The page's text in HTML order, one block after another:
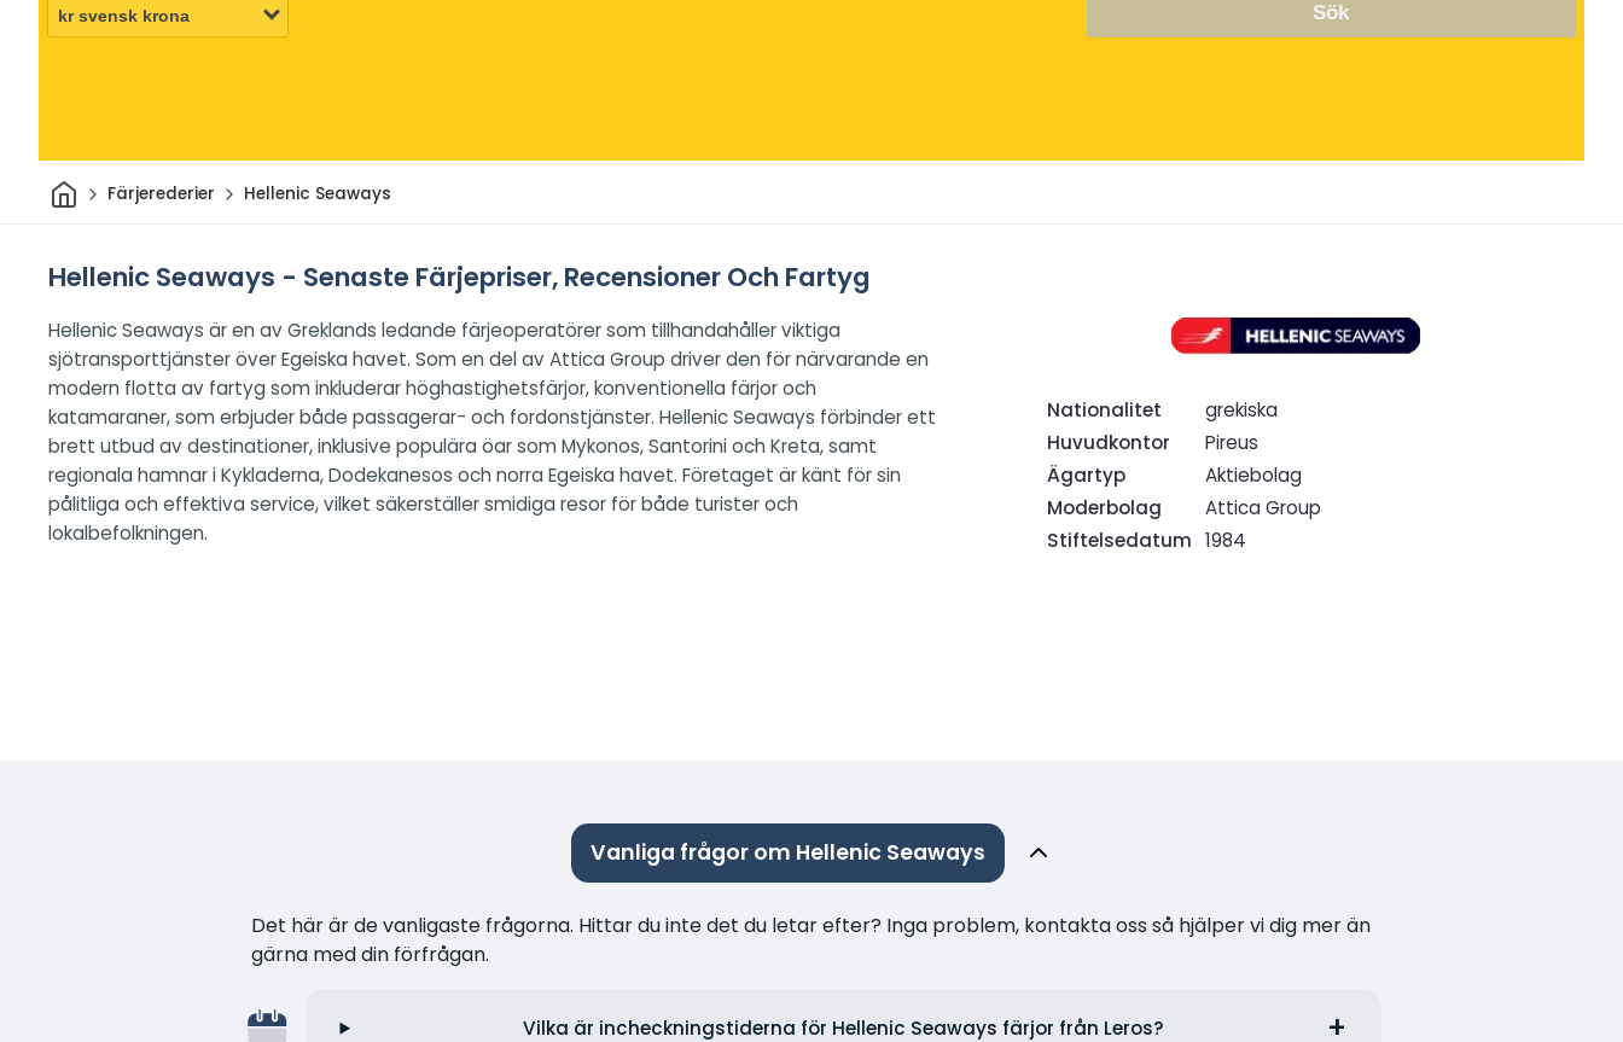
Sök
HemFärjerederier Hellenic Seaways
Hellenic Seaways - Senaste Färjepriser, Recensioner Och Fartyg
Hellenic Seaways är en av Greklands ledande färjeoperatörer som tillhandahåller viktiga
sjötransporttjänster över Egeiska havet. Som en del av Attica Group driver den för närvarande en
modern flotta av fartyg som inkluderar höghastighetsfärjor, konventionella färjor och
katamaraner, som erbjuder både passagerar- och fordonstjänster. Hellenic Seaways förbinder ett
brett utbud av destinationer, inklusive populära öar som Mykonos, Santorini och Kreta, samt
regionala hamnar i Kykladerna, Dodekanesos och norra Egeiska havet. Företaget är känt för sin
pålitliga och effektiva service, vilket säkerställer smidiga resor för både turister och
lokalbefolkningen.
Nationalitet
grekiska
Huvudkontor
Pireus
Ägartyp
Aktiebolag
Moderbolag
Attica Group
Stiftelsedatum 1984
Vanliga frågor om Hellenic Seaways
Det här är de vanligaste frågorna. Hittar du inte det du letar efter? Inga problem, kontakta oss så hjälper vi dig mer än
gärna med din förfrågan.
Vilka är incheckningstiderna för Hellenic Seaways färjor från Leros?